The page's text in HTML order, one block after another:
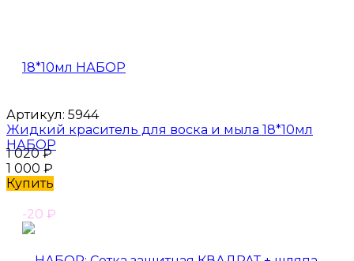
Артикул: 5944
Жидкий краситель для воска и мыла 18*10мл
НАБОР
1 020₽
1 000 ₽
Купить
-20 ₽